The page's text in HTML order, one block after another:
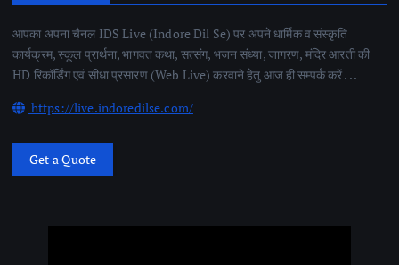
आपका अपना चैनल IDS Live (Indore Dil Se) पर अपने धार्मिक व संस्कृति
कार्यक्रम, स्कूल प्रार्थना, भागवत कथा, सत्संग, भजन संध्या, जागरण, मंदिर आरती की
HD रिकॉर्डिंग एवं सीधा प्रसारण (Web Live) करवाने हेतु आज ही सम्पर्क करें . . .
https://live.indoredilse.com/
Get a Quote